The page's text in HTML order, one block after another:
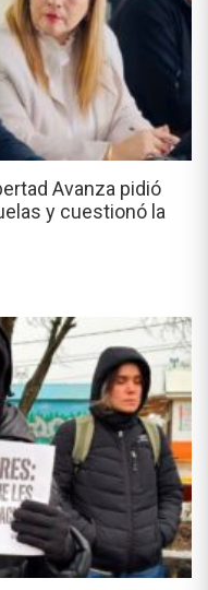
Avanza pidió
y cuestionó la